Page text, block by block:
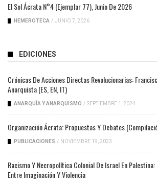
El Sol Ácrata N°4 (ejemplar 77), Junio De 2026
HEMEROTECA / JUNIO 7, 2026
EDICIONES
Crónicas De Acciones Directas Revolucionarias:
Anarquista (ES, EN, IT)
ANARQUÍA Y ANARQUISMO / SEPTIEMBRE 1, 2024
Organización Ácrata: Propuestas Y Debates
PUBLICACIONES / NOVIEMBRE 19, 2023
Racismo Y Necropolítica Colonial De Israel En
Entre Imaginación Y Violencia